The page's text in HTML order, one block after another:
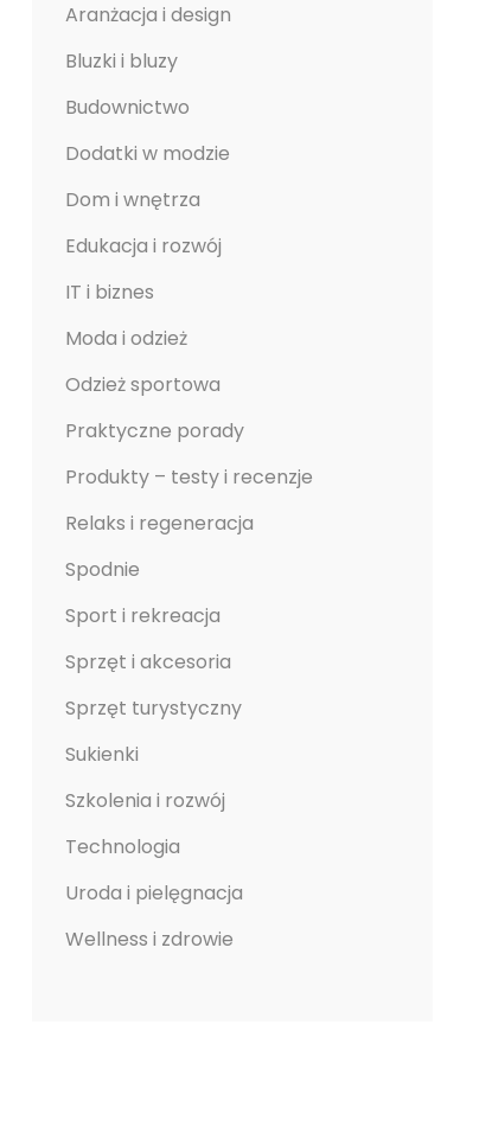
Aranżacja i design
Bluzki i bluzy
Budownictwo
Dodatki w modzie
Dom i wnętrza
Edukacja i rozwój
IT i biznes
Moda i odzież
Odzież sportowa
Praktyczne porady
Produkty – testy i recenzje
Relaks i regeneracja
Spodnie
Sport i rekreacja
Sprzęt i akcesoria
Sprzęt turystyczny
Sukienki
Szkolenia i rozwój
Technologia
Uroda i pielęgnacja
Wellness i zdrowie